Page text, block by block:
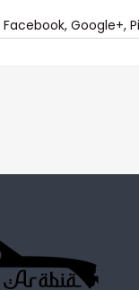
Facebook, Google+,